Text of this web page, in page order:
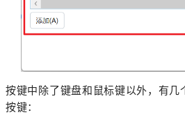
按键中除了键盘和鼠标键以外，有
按键：